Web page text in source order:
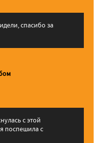
спасибо за
с этой
поспешила с